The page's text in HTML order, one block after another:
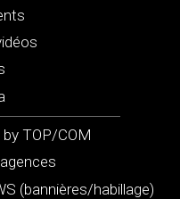
TOP/COM
(bannières/habillage)